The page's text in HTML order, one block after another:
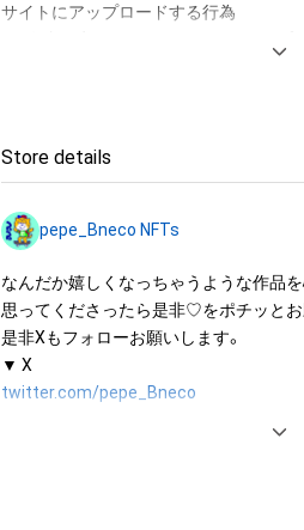
サイトにアップロードする行為
・アイテムの画像を使用してメッセー
アイテムに関する注意事項
用新案権、商標権、意匠権その他の知的
は、本アイテムの著作権を有する方、著
託を受けている者によって保護されてい
有していたとしても、本アイテムに関す
することを意味しません。
・本アイテムの著作権を有する方、著作
を受けている者からの事前の同意なしに
(改変、公開、配布、逆コンパイル、リバ
Store details
pepe_Bneco NFTs
なんだか嬉しくなっちゃうような作品
思ってくださったら是非♡をポチッと
是非Xもフォローお願いします。
twitter.com/pepe_Bneco